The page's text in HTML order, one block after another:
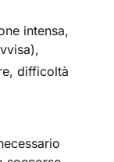
intensa,
difficoltà